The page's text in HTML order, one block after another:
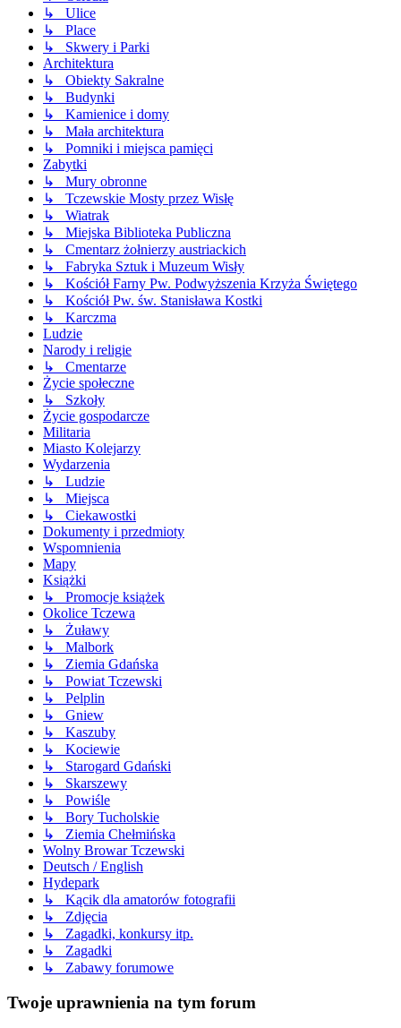
↳ Ulice
↳ Place
↳ Skwery i Parki
Architektura
↳ Obiekty Sakralne
↳ Budynki
↳ Kamienice i domy
↳ Mała architektura
↳ Pomniki i miejsca pamięci
Zabytki
↳ Mury obronne
↳ Tczewskie Mosty przez Wisłę
↳ Wiatrak
↳ Miejska Biblioteka Publiczna
↳ Cmentarz żołnierzy austriackich
↳ Fabryka Sztuk i Muzeum Wisły
↳ Kościół Farny Pw. Podwyższenia Krzyża Świętego
↳ Kościół Pw. św. Stanisława Kostki
↳ Karczma
Ludzie
Narody i religie
↳ Cmentarze
Życie społeczne
↳ Szkoły
Życie gospodarcze
Militaria
Miasto Kolejarzy
Wydarzenia
↳ Ludzie
↳ Miejsca
↳ Ciekawostki
Dokumenty i przedmioty
Wspomnienia
Mapy
Książki
↳ Promocje książek
Okolice Tczewa
↳ Żuławy
↳ Malbork
↳ Ziemia Gdańska
↳ Powiat Tczewski
↳ Pelplin
↳ Gniew
↳ Kaszuby
↳ Kociewie
↳ Starogard Gdański
↳ Skarszewy
↳ Powiśle
↳ Bory Tucholskie
↳ Ziemia Chełmińska
Wolny Browar Tczewski
Deutsch / English
Hydepark
↳ Kącik dla amatorów fotografii
↳ Zdjęcia
↳ Zagadki, konkursy itp.
↳ Zagadki
↳ Zabawy forumowe
Twoje uprawnienia na tym forum